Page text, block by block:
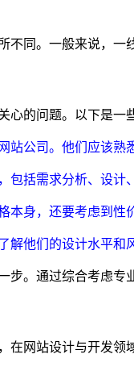
不同。一般来说，
的问题。以下是一
站公司。他们应该
包括需求分析、设
本身，还要考虑到
他们的设计水平和
步。通过综合考虑
在网站设计与开发